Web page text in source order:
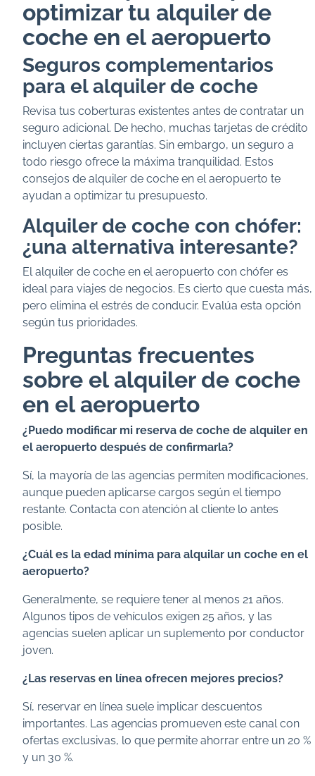
optimizar tu alquiler de
coche en el aeropuerto
Seguros complementarios
para el alquiler de coche
Revisa tus coberturas existentes antes de contratar un
seguro adicional. De hecho, muchas tarjetas de crédito
incluyen ciertas garantías. Sin embargo, un seguro a
todo riesgo ofrece la máxima tranquilidad. Estos
consejos de alquiler de coche en el aeropuerto te
ayudan a optimizar tu presupuesto.
Alquiler de coche con chófer:
¿una alternativa interesante?
El alquiler de coche en el aeropuerto con chófer es
ideal para viajes de negocios. Es cierto que cuesta más,
pero elimina el estrés de conducir. Evalúa esta opción
según tus prioridades.
Preguntas frecuentes
sobre el alquiler de coche
en el aeropuerto
¿Puedo modificar mi reserva de coche de alquiler en
el aeropuerto después de confirmarla?
Sí, la mayoría de las agencias permiten modificaciones,
aunque pueden aplicarse cargos según el tiempo
restante. Contacta con atención al cliente lo antes
posible.
¿Cuál es la edad mínima para alquilar un coche en el
aeropuerto?
Generalmente, se requiere tener al menos 21 años.
Algunos tipos de vehículos exigen 25 años, y las
agencias suelen aplicar un suplemento por conductor
joven.
¿Las reservas en línea ofrecen mejores precios?
Sí, reservar en línea suele implicar descuentos
importantes. Las agencias promueven este canal con
ofertas exclusivas, lo que permite ahorrar entre un 20 %
y un 30 %.